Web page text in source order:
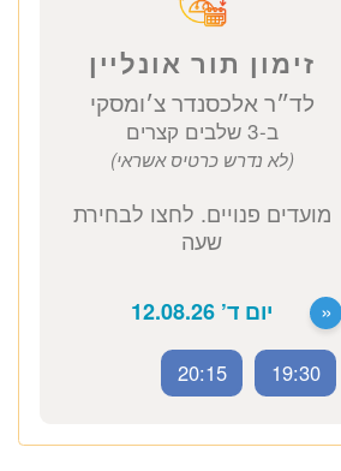
לזימון תור טלפוני התקשרו
037712804
זימון תור אונליין
לד״ר אלכסנדר צ׳ומסקי
ב-3 שלבים קצרים
(לא נדרש כרטיס אשראי)
19:30
20:15